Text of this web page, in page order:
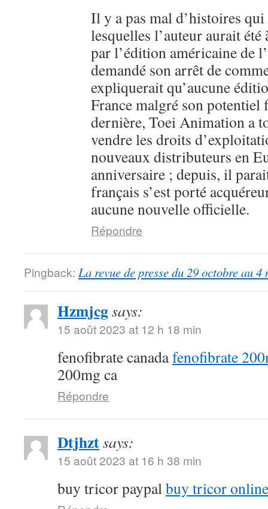
Il y a pas mal d’histoires
lesquelles l’auteur aurait
par l’édition américaine de
demandé son arrêt de
expliquerait qu’aucune
France malgré son potentiel
dernière, Toei Animation a
vendre les droits
nouveaux distributeurs en
anniversaire ; depuis, il
français s’est porté
aucune nouvelle officielle.
Répondre
Pingback: La revue de presse du 29 octobre au
Hzmjcgsays:
15 août 2023 at 12 h 18 min
fenofibrate canadafenofibrate
200mg ca
Répondre
Dtjhztsays:
15 août 2023 at 16 h 38 min
buy tricor paypalbuy tricor online